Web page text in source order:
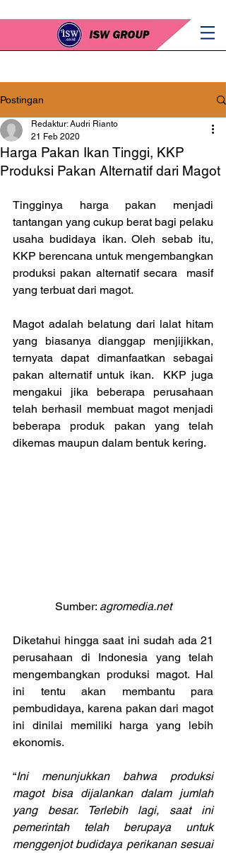
Postingan
Harga Pakan Ikan Tinggi, KKP
Produksi Pakan Alternatif dari Magot
Redaktur: Audri Rianto
21 Feb 2020
Tingginya harga pakan menjadi
tantangan yang cukup berat bagi pelaku
usaha budidaya ikan. Oleh sebab itu,
KKP berencana untuk mengembangkan
produksi pakan alternatif secara  masif
yang terbuat dari magot.
Magot adalah belatung dari lalat hitam
yang biasanya dianggap menjijikkan,
ternyata dapat dimanfaatkan sebagai
pakan alternatif untuk ikan.  KKP juga
mengakui jika beberapa perusahaan
telah berhasil membuat magot menjadi
beberapa produk pakan yang telah
dikemas maupun dalam bentuk kering.
Sumber: agromedia.net
Diketahui hingga saat ini sudah ada 21
perusahaan di Indonesia yang telah
mengembangkan produksi magot. Hal
ini tentu akan membantu para
pembudidaya, karena pakan dari magot
ini dinilai memiliki harga yang lebih
ekonomis.
“Ini menunjukkan bahwa produksi
magot bisa dijalankan dalam jumlah
yang besar. Terlebih lagi, saat ini
pemerintah telah berupaya untuk
menggenjot budidaya perikanan sesuai